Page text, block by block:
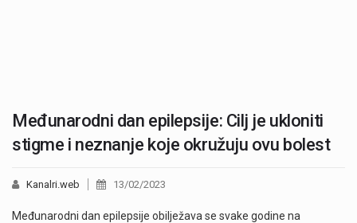
Međunarodni dan epilepsije: Cilj je ukloniti
stigme i neznanje koje okružuju ovu bolest
Kanalri.web 13/02/2023
Međunarodni dan epilepsije obilježava se svake godine na